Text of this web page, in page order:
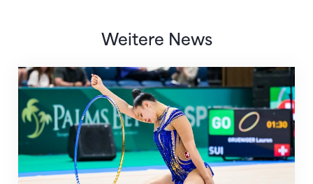
Weitere News
Nächster Halt: Weltmeisterschaft